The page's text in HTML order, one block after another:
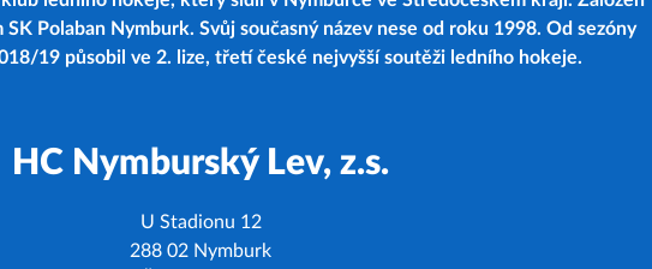
SK Polaban Nymburk. Svůj současný název nese od roku 1998. Od sezóny
19 působil ve 2. lize, třetí české nejvyšší soutěži ledního hokeje.
HC Nymburský Lev, z.s.
U Stadionu 12
288 02 Nymburk